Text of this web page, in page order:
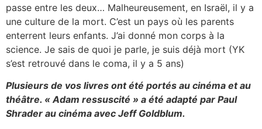
passe entre les deux… Malheureusement, en Israël, il y a
une culture de la mort. C’est un pays où les parents
enterrent leurs enfants. J’ai donné mon corps à la
science. Je sais de quoi je parle, je suis déjà mort (YK
s’est retrouvé dans le coma, il y a 5 ans)
Plusieurs de vos livres ont été portés au cinéma et au
théâtre. « Adam ressuscité » a été adapté par Paul
Shrader au cinéma avec Jeff Goldblum.